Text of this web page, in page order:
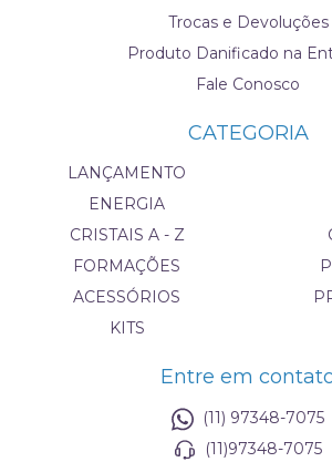
Trocas e Devoluções
Produto Danificado na
Fale Conosco
CATEGORIA
LANÇAMENTO
ENERGIA
CRISTAIS A - Z
FORMAÇÕES
ACESSÓRIOS
KITS
Entre em
(11) 97348-7075
(11)97348-7075